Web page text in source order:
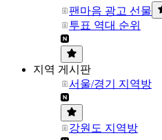
팬마음 광고 선물
투표 역대 순위
지역 게시판
서울/경기 지역방
강원도 지역방